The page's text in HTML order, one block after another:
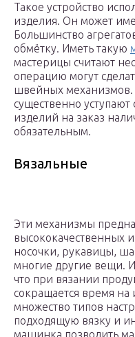
Такое устройство
изделия. Он может
Большинство
обмётку. Иметь такую
мастерицы считают
операцию могут
швейных механизмов.
существенно
изделий на заказ
обязательным.
Вязальные
Эти механизмы
высококачественных
носочки, рукавицы,
многие другие вещи.
что при вязании
сокращается время
множество типов
подходящую вязку и
машинка позволить